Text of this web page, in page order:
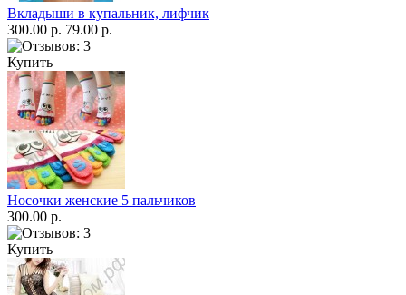
Вкладыши в купальник, лифчик
300.00 р. 79.00 р.
Купить
Носочки женские 5 пальчиков
300.00 р.
Купить